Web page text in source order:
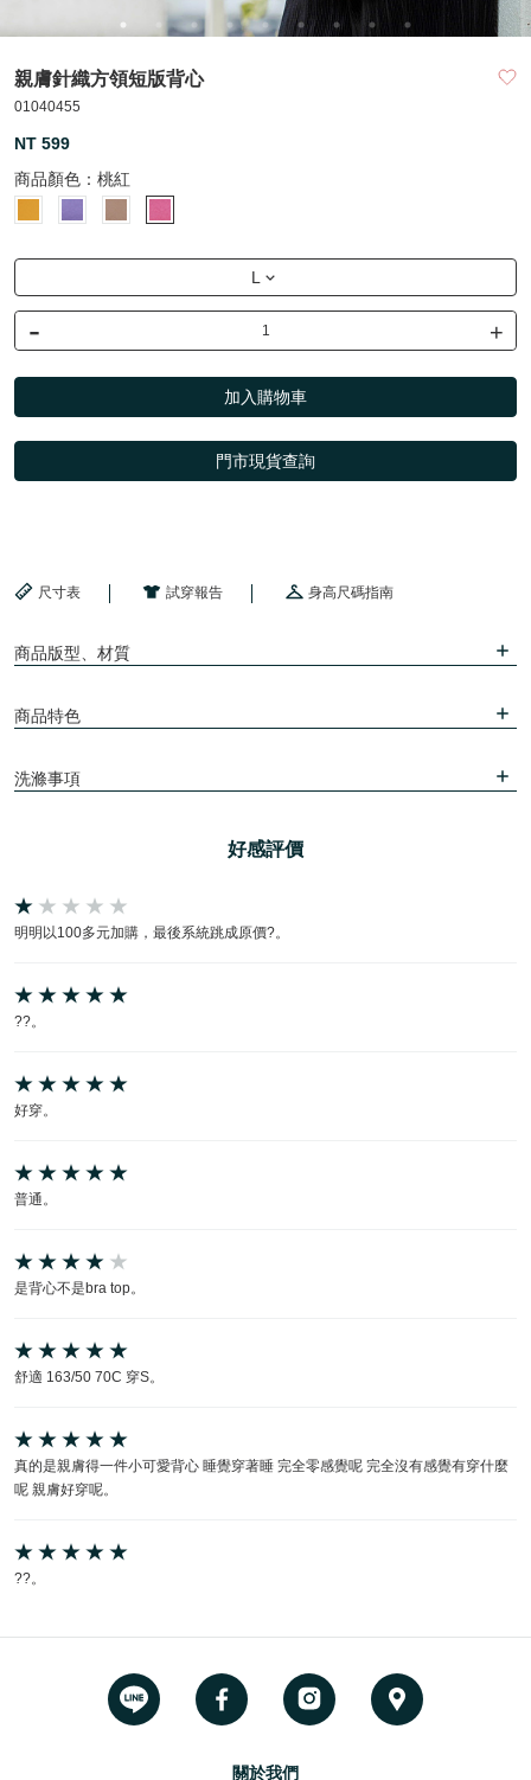
親膚針織方領短版背心
01040455
NT 599
商品顏色： 桃紅
L
- +
加入購物車
門市現貨查詢
尺寸表 試穿報告 身高尺碼指南
商品版型、材質
商品特色
洗滌事項
好感評價
明明以100多元加購，最後系統跳成原價?。
??。
好穿。
普通。
是背心不是bra top。
舒適 163/50 70C 穿S。
真的是親膚得一件小可愛背心 睡覺穿著睡 完全零感覺呢 完全沒有感覺有穿什麼
呢 親膚好穿呢。
??。
關於我們